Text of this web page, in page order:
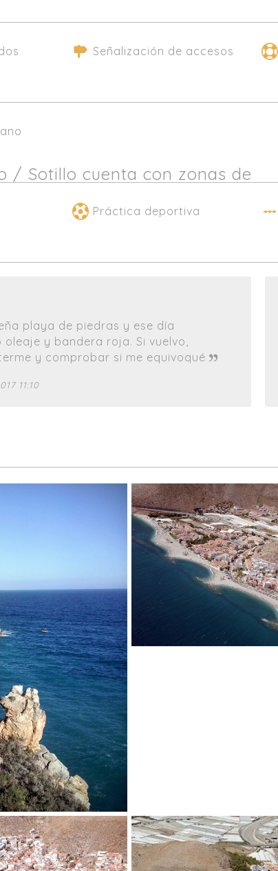
Señalización de accesos
/ Sotillo cuenta con zonas de
Práctica deportiva
playa de piedras y ese día
oleaje y bandera roja. Si vuelvo,
y comprobar si me equivoqué
11:10